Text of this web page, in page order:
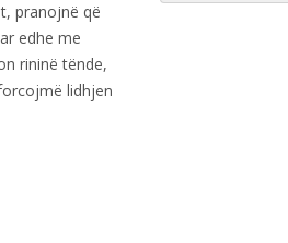
pranojnë që
edhe me
rininë tënde,
lidhjen